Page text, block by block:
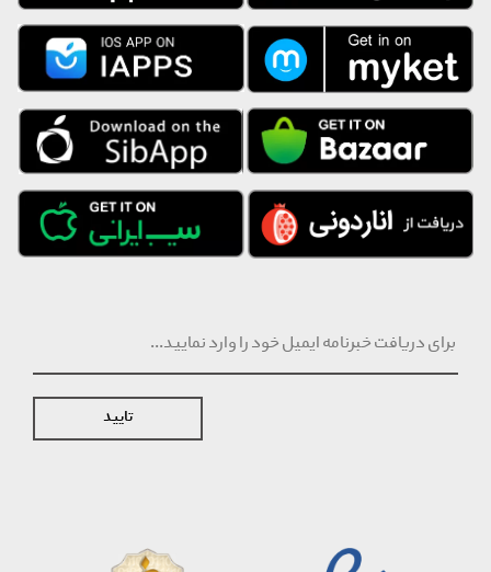
کننده رایحه خنک و تند دلنشین عطر DSQUARED2 She Wood
امکان کنسلی فقط تا 2 ساعت پس از ثبت سفارش
تایید